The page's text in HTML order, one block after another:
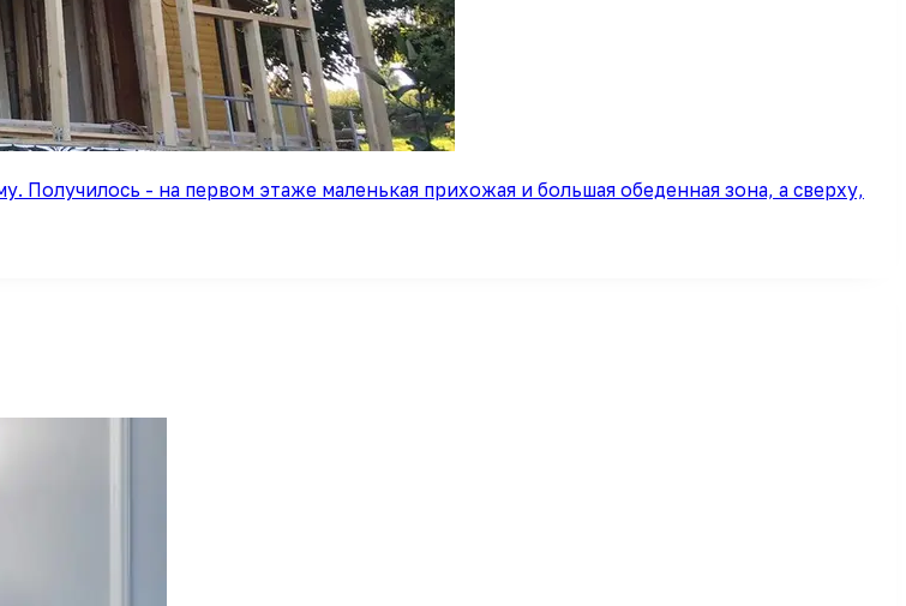
- на первом этаже маленькая прихожая и большая обеденная зона, а сверху,